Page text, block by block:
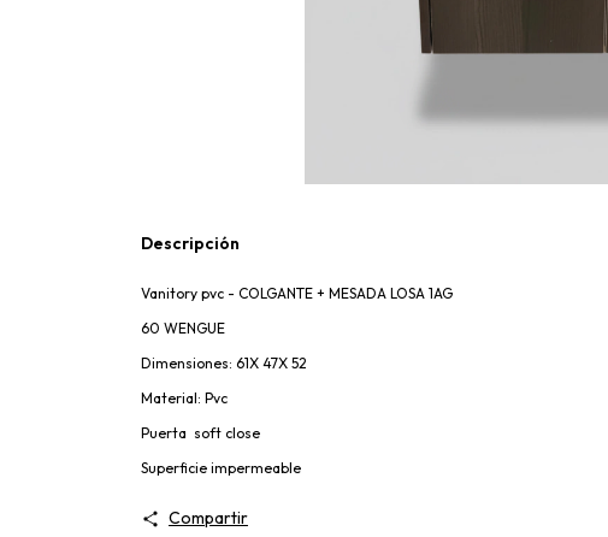
Descripción
Vanitory pvc - COLGANTE + MESADA LOSA 1AG
60 WENGUE
Dimensiones: 61X 47X 52
Material: Pvc
Puerta soft close
Superficie impermeable
Compartir